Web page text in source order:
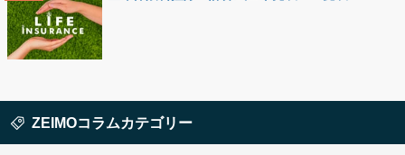
ZEIMOコラムカテゴリー